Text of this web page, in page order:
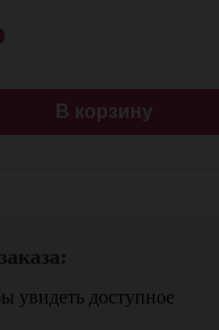
В корзину
увидеть доступное